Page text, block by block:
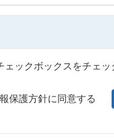
ックボックスをチェ
保護方針に同意する